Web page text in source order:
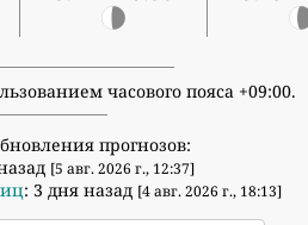
часового пояса +09:00.
прогнозов:
[5 авг. 2026 г., 12:37]
: 3 дня назад [4 авг. 2026 г., 18:13]